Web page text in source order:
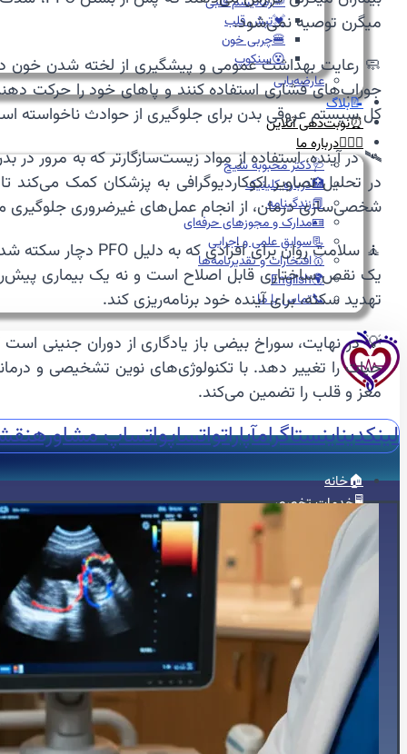
💓تپش قلب
🍔چربی خون
😵سنکوپ
عارضه‌یابی
📝بلاگ
⏰نوبت‌دهی آنلاین
👩🏻‍⚕️درباره ما
🩺دکتر محبوبه شیخ
🏥درباره کلینیک
📕زندگینامه
🪪مدارک و مجوزهای حرفه‌ای
📃سوابق علمی و اجرایی
🥇افتخارات و تقدیرنامه‌ها
🌍English
📞تماس با ما
لینکدیناینستاگرامآپاراتواتساپواتساپ مشاوره
🏠خانه
🖥️خدمات تخصصی
📸اکو دو بعدی
🌐اکو سه بعدی
📽️اکو چهاربعدی
🏃‍♀️استرس اکو
🧪کانتراست اکو
🍴اکو از مری
📊اکو داپلر طیفی
💗اکو داپلر رنگی
میگرن توصیه نمی‌شود.
🧼 رعایت بهداشت عمومی و پیشگیری از لخته شدن خون
کل سیستم عروقی بدن برای جلوگیری از حوادث ناخواسته
🛰️ در آینده، استفاده از مواد زیست‌سازگارتر که به
شخصی‌سازی درمان، از انجام عمل‌های غیرضروری جلوگیری
یک نقص ساختاری قابل اصلاح است و نه یک بیماری
تهدید سکته، برای آینده خود برنامه‌ریزی کند.
💡 در نهایت، سوراخ بیضی باز یادگاری از دوران جنینی
حیات را تغییر دهد. با تکنولوژی‌های نوین تشخیصی و
مغز و قلب را تضمین می‌کند.